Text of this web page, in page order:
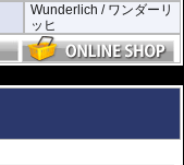
Wunderlich / ワンダーリ
ッヒ